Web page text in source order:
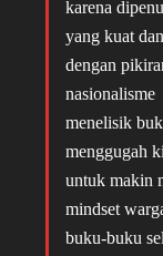
karena
yang kuat
dengan
nasionalisme
menelisik
menggugah
untuk makin
mindset
buku-buku